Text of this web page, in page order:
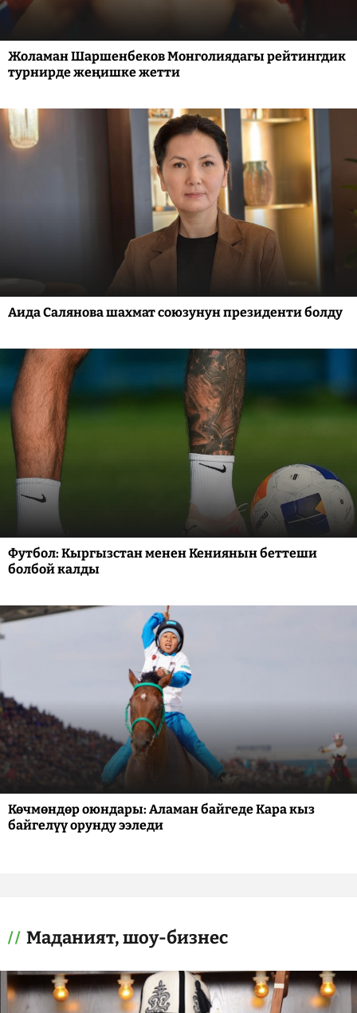
Жоламан Шаршенбеков Монголиядагы рейтингдик
турнирде жеңишке жетти
Аида Салянова шахмат союзунун президенти болду
Футбол: Кыргызстан менен Кениянын беттеши
болбой калды
Көчмөндөр оюндары: Аламан байгеде Кара кыз
байгелүү орунду ээледи
Маданият, шоу-бизнес